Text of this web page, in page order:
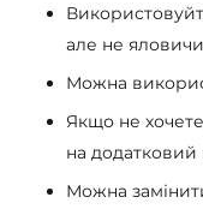
але не
Можна
Якщо не
на
Можна